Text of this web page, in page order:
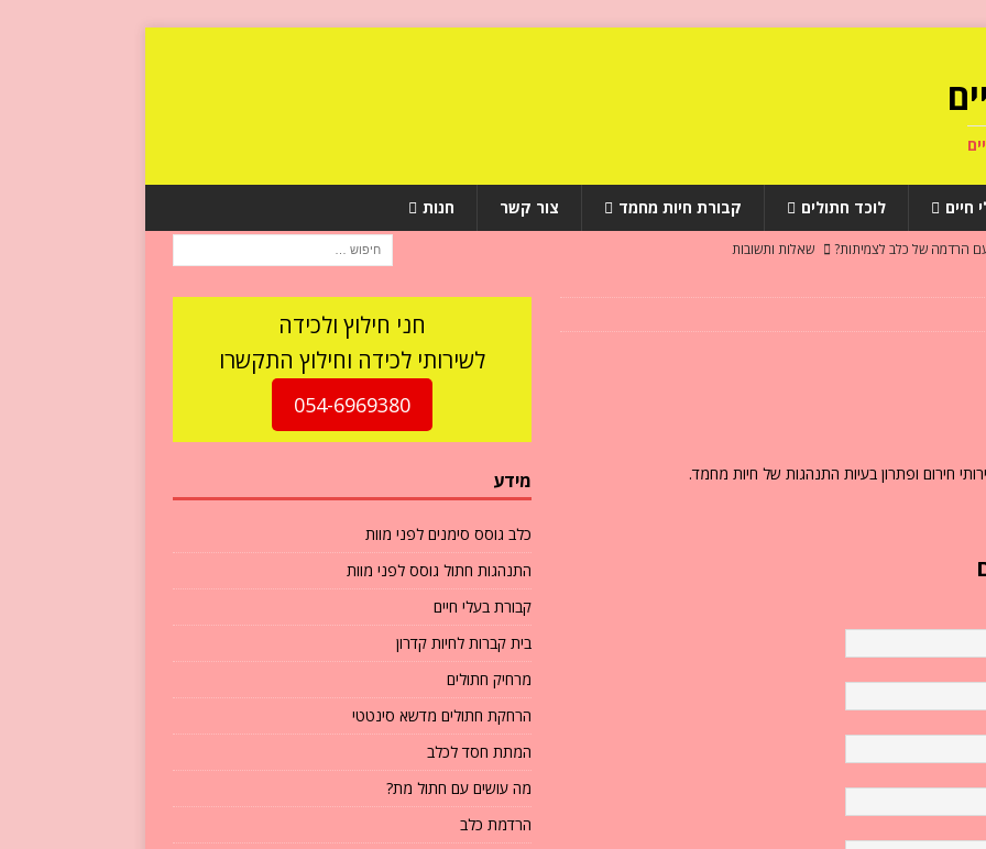
חיים לוכד חתולים קבורת חיות מחמד צור קשר חנות
הרדמה של כלב לצמיתות?
שאלות ותשובות
חירום ופתרון בעיות התנהגות של חיות מחמד.
חני חילוץ ולכידה
לשירותי לכידה וחילוץ התקשרו
054-6969380
מידע
כלב גוסס סימנים לפני מוות
התנהגות חתול גוסס לפני מוות
קבורת בעלי חיים
בית קברות לחיות קדרון
מרחיק חתולים
הרחקת חתולים מדשא סינטטי
המתת חסד לכלב
מה עושים עם חתול מת?
הרדמת כלב